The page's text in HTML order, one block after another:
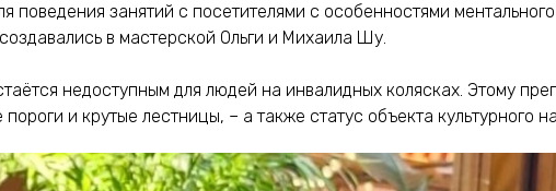
поведения занятий с посетителями с особенностями
в мастерской Ольги и Михаила Шу.
недоступным для людей на инвалидных колясках. Этому
и крутые лестницы, – а также статус объекта культурного